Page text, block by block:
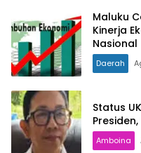
Maluku
Kinerja
Nasional
Daerah
Status
Amboina